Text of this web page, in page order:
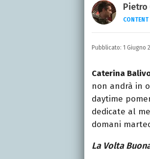
Pietro
e
Pubblicato: 1 Giugno
Caterina
non andrà in
daytime
dedicate al
domani
La Volta